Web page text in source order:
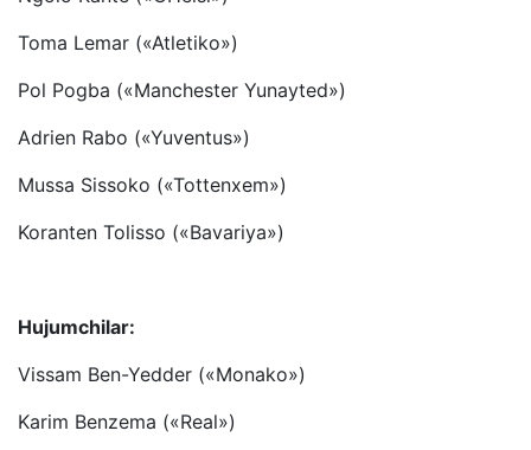
Toma Lemar («Atletiko»)
Pol Pogba («Manchester Yunayted»)
Adrien Rabo («Yuventus»)
Mussa Sissoko («Tottenxem»)
Koranten Tolisso («Bavariya»)
Hujumchilar:
Vissam Ben-Yedder («Monako»)
Karim Benzema («Real»)